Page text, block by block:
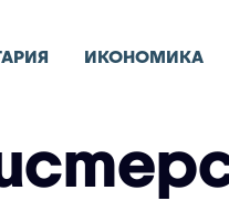
ИКОНОМИКА